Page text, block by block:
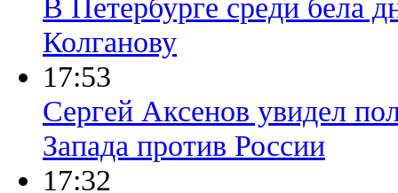
В Петербурге среди бела
Колганову
17:53
Сергей Аксенов увидел
Запада против России
17:32